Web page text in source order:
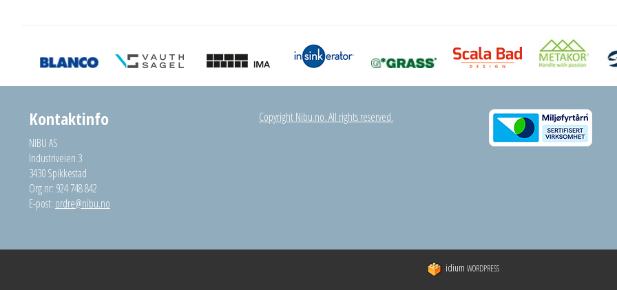
Kontaktinfo
NIBU AS
Industriveien 3
3430 Spikkestad
Org.nr: 924 748 842
E-post: ordre@nibu.no
Copyright Nibu.no. All rights reserved.
idium WORDPRESS